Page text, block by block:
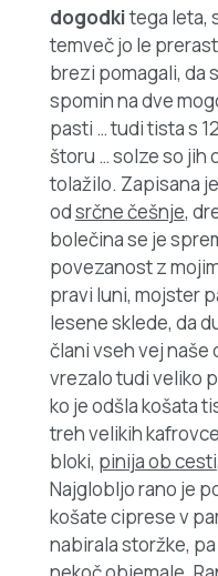
dogodkitega leta,
temveč jo le
brezi pomagali, da
spomin na dve
pasti … tudi tista s
štoru … solze so jih
tolažilo. Zapisana
odsrčne češnje,
bolečina se je
povezanost z
pravi luni, mojster
lesene sklede, da
člani vseh vej naše
vrezalo tudi veliko
ko je odšla košata
treh velikih
bloki, pinija ob cesti
Najglobljo rano je
košate ciprese v
nabirala storžke,